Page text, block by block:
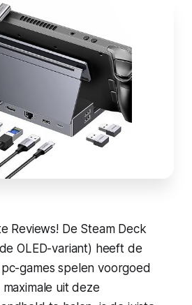
Reviews! De Steam Deck
OLED-variant) heeft de
games spelen voorgoed
uit deze